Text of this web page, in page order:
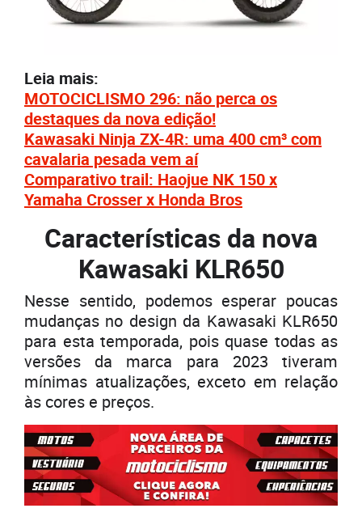
Leia mais:
MOTOCICLISMO 296: não perca os
destaques da nova edição!
Kawasaki Ninja ZX-4R: uma 400 cm³ com
cavalaria pesada vem aí
Comparativo trail: Haojue NK 150 x
Yamaha Crosser x Honda Bros
Características da nova
Kawasaki KLR650
Nesse sentido, podemos esperar poucas
mudanças no design da Kawasaki KLR650
para esta temporada, pois quase todas as
versões da marca para 2023 tiveram
mínimas atualizações, exceto em relação
às cores e preços.